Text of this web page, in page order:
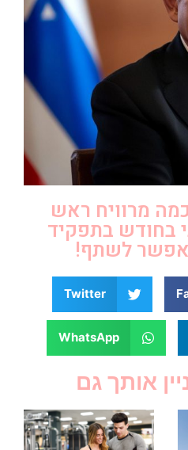
מרוויח ראש
בחודש בתפקיד
לשתף!
Twitter
WhatsApp
אותך גם